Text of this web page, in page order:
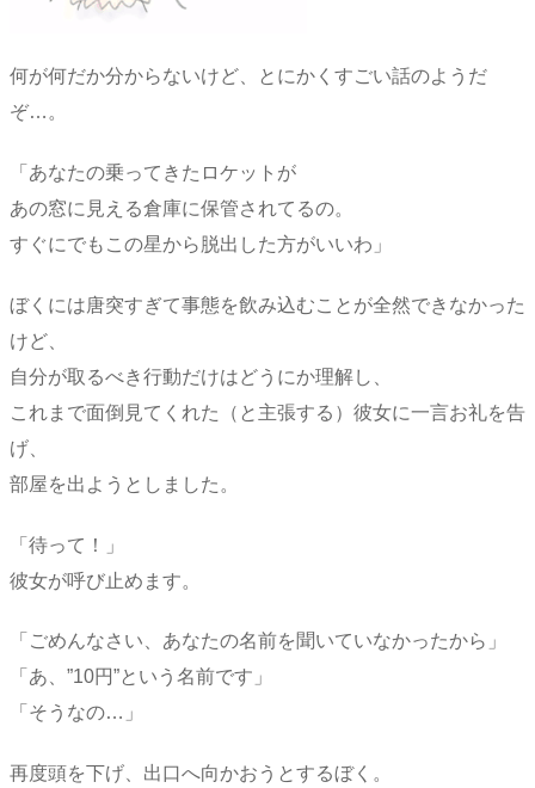
何が何だか分からないけど、とにかくすごい話のようだ
ぞ…。
「あなたの乗ってきたロケットが
あの窓に見える倉庫に保管されてるの。
すぐにでもこの星から脱出した方がいいわ」
ぼくには唐突すぎて事態を飲み込むことが全然できなかった
けど、
自分が取るべき行動だけはどうにか理解し、
これまで面倒見てくれた（と主張する）彼女に一言お礼を告
げ、
部屋を出ようとしました。
「待って！」
彼女が呼び止めます。
「ごめんなさい、あなたの名前を聞いていなかったから」
「あ、”10円”という名前です」
「そうなの…」
再度頭を下げ、出口へ向かおうとするぼく。